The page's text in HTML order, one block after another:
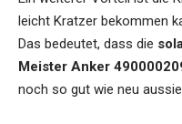
leicht Kratzer bekommen
Das bedeutet, dass die
Meister Anker
noch so gut wie neu